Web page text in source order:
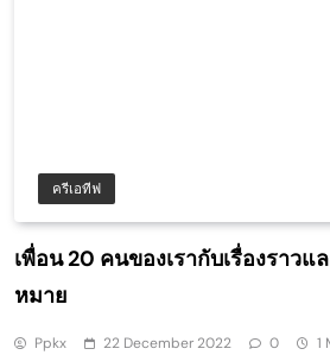
ครีเอทีฟ
เพื่อน 20 คนของเรากับเรื่องราว
หมาย
Ppkx 22 December 2022 0 1